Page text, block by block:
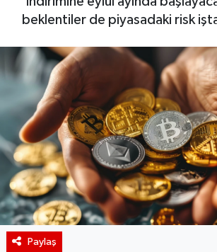
beklentiler de piyasadaki risk
Paylaş
Ekonomik Takvim
Kiripto Para Piyasası
Gizlilik Sözleşmesi
Hakkımızda
İletişim